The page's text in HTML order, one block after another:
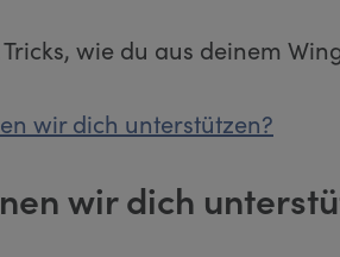
Tricks, wie du aus deinem
wir dich unterstützen?
wir dich